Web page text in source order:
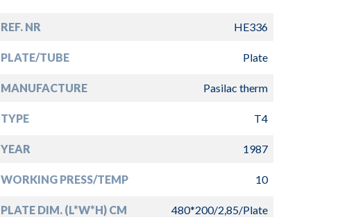
REF. NR HE336
PLATE/TUBE Plate
MANUFACTURE Pasilac therm
TYPE T4
YEAR 1987
WORKING PRESS/TEMP 10
PLATE DIM. (L*W*H) CM 480*200/2,85/Plate